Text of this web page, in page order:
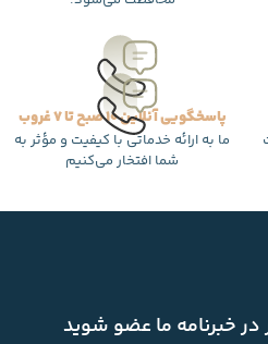
پاسخگویی آنلاین 10 صبح تا 7 غروب
ما به ارائه خدماتی با کیفیت و مؤثر به
شما افتخار می‌کنیم
در خبرنامه ما عضو شوید